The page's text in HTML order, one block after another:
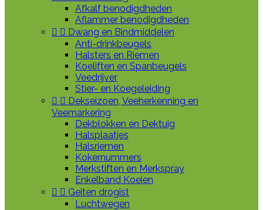
Afkalf benodigdheden
Aflammer benodigdheden
  Dwang en Bindmiddelen
Anti-drinkbeugels
Halsters en Riemen
Koeliften en Spanbeugels
Veedrijver
Stier- en Koegeleiding
  Dekseizoen, Veeherkenning en
Veemarkering
Dekblokken en Dektuig
Halsplaatjes
Halsriemen
Kokernummers
Merkstiften en Merkspray
Enkelband Koeien
  Geiten drogist
Luchtwegen